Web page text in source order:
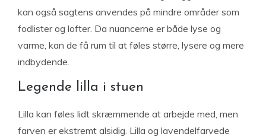
kan også sagtens anvendes på mindre områder som
fodlister og lofter. Da nuancerne er både lyse og
varme, kan de få rum til at føles større, lysere og mere
indbydende.
Legende lilla i stuen
Lilla kan føles lidt skræmmende at arbejde med, men
farven er ekstremt alsidig. Lilla og lavendelfarvede